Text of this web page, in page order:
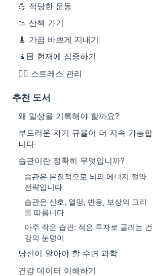
💪 적당한 운동
👟 산책 가기
🧹 가끔 바쁘게 지내기
🧘🏻 현재에 집중하기
😮‍💨 스트레스 관리
추천 도서
왜 일상을 기록해야 할까요?
부드러운 자기 규율이 더 지속 가능합
니다
습관이란 정확히 무엇입니까?
습관은 본질적으로 뇌의 에너지 절약
전략입니다
습관은 신호, 열망, 반응, 보상의 고리
를 따릅니다
아주 작은 습관: 적은 투자로 굴리는 건
강의 눈덩이
당신이 알아야 할 수면 과학
건강 데이터 이해하기